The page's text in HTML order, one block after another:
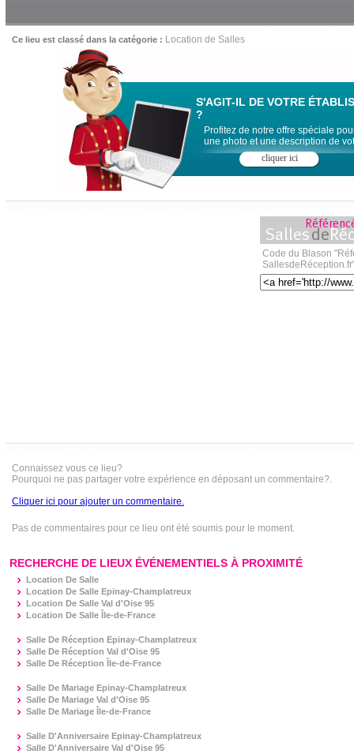
Ce lieu est classé dans la catégorie : Location de Salles
S'AGIT-IL DE VOTRE
?
Profitez de notre offre spéciale
une photo et une description de
cliquer ici
Code du Blason
Connaissez vous ce lieu?
Pourquoi ne pas partager votre expérience en déposant un commentaire?.
Cliquer ici pour ajouter un commentaire.
Pas de commentaires pour ce lieu ont été soumis pour le moment.
RECHERCHE DE LIEUX ÉVÉNEMENTIELS À PROXIMITÉ
Location De Salle
Location De Salle Epinay-Champlatreux
Location De Salle Val d'Oise 95
Location De Salle Île-de-France
Salle De Réception Epinay-Champlatreux
Salle De Réception Val d'Oise 95
Salle De Réception Île-de-France
Salle De Mariage Epinay-Champlatreux
Salle De Mariage Val d'Oise 95
Salle De Mariage Île-de-France
Salle D'Anniversaire Epinay-Champlatreux
Salle D'Anniversaire Val d'Oise 95